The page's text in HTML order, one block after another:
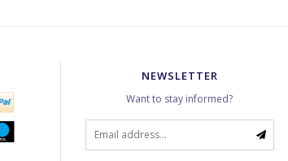
NEWSLETTER
Want to stay informed?